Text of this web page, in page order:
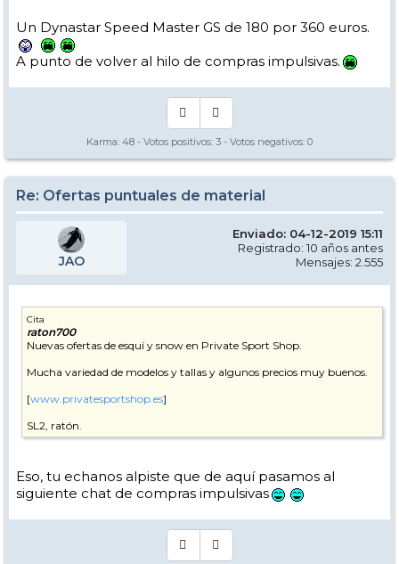
Un Dynastar Speed Master GS de 180 por 360 euros.
A punto de volver al hilo de compras impulsivas.
Karma: 48 - Votos positivos: 3 - Votos negativos: 0
Re: Ofertas puntuales de material
JAO
Enviado: 04-12-2019 15:11
Registrado: 10 años antes
Mensajes: 2.555
Cita
raton700
Nuevas ofertas de esquí y snow en Private Sport Shop.
Mucha variedad de modelos y tallas y algunos precios muy buenos.
[www.privatesportshop.es]
SL2, ratón.
Eso, tu echanos alpiste que de aquí pasamos al
siguiente chat de compras impulsivas